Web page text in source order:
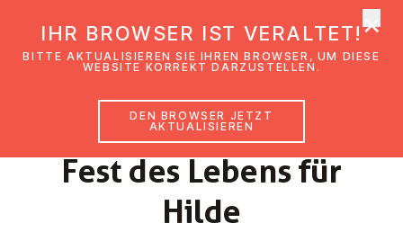
Fest des Lebens für
Hilde
NEWS
IHR BROWSER IST VERALTET!
BITTE AKTUALISIEREN SIE IHREN BROWSER, UM DIESE
WEBSITE KORREKT DARZUSTELLEN.
DEN BROWSER JETZT
AKTUALISIEREN
×